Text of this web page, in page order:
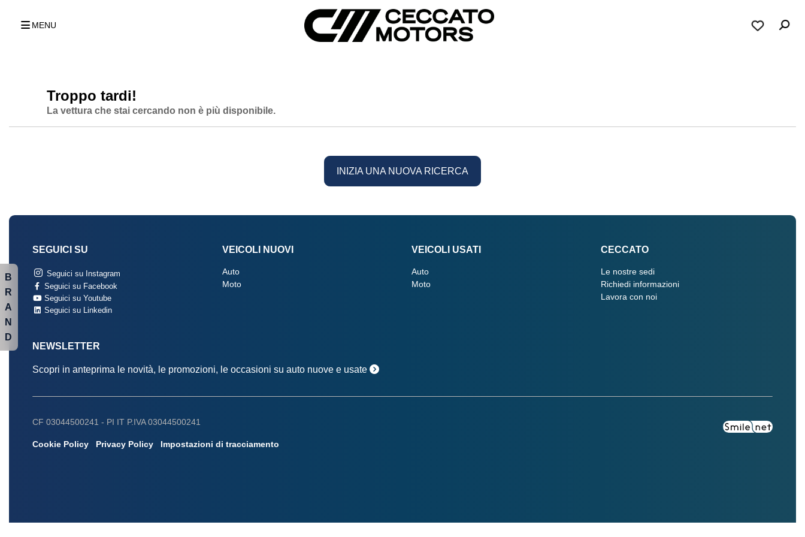
MENU
Troppo tardi!
La vettura che stai cercando non è più disponibile.
INIZIA UNA NUOVA RICERCA
SEGUICI SU
Seguici su Instagram
Seguici su Facebook
Seguici su Youtube
Seguici su Linkedin
VEICOLI NUOVI
Auto
Moto
VEICOLI USATI
Auto
Moto
CECCATO
Le nostre sedi
Richiedi informazioni
Lavora con noi
NEWSLETTER
Scopri in anteprima le novità, le promozioni, le occasioni su auto nuove e usate
CF 03044500241 - PI IT P.IVA 03044500241
Cookie Policy Privacy Policy Impostazioni di tracciamento
B
R
A
N
D